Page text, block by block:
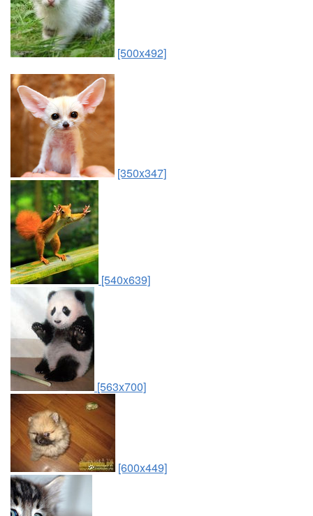
[500x492]
[350x347]
[540x639]
[563x700]
[600x449]